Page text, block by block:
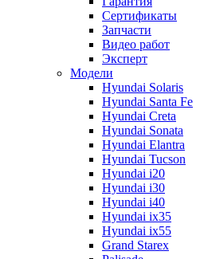
Сертификаты
Запчасти
Видео работ
Эксперт
Модели
Hyundai Solaris
Hyundai Santa Fe
Hyundai Creta
Hyundai Sonata
Hyundai Elantra
Hyundai Tucson
Hyundai i20
Hyundai i30
Hyundai i40
Hyundai ix35
Hyundai ix55
Grand Starex